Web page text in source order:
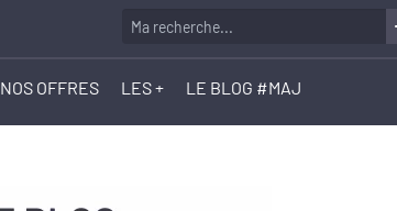
NOS OFFRES LES + LE BLOG #MAJ